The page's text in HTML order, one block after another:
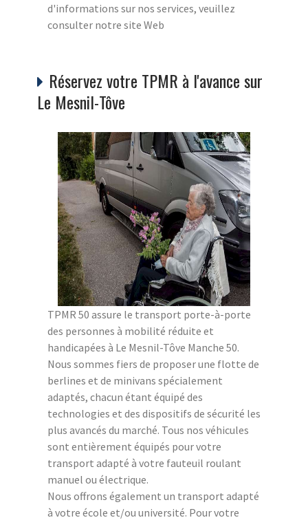
d'informations sur nos services, veuillez
consulter notre site Web
Réservez votre TPMR à l'avance sur
Le Mesnil-Tôve
TPMR 50 assure le transport porte-à-porte
des personnes à mobilité réduite et
handicapées à Le Mesnil-Tôve Manche 50.
Nous sommes fiers de proposer une flotte de
berlines et de minivans spécialement
adaptés, chacun étant équipé des
technologies et des dispositifs de sécurité les
plus avancés du marché. Tous nos véhicules
sont entièrement équipés pour votre
transport adapté à votre fauteuil roulant
manuel ou électrique.
Nous offrons également un transport adapté
à votre école et/ou université. Pour votre